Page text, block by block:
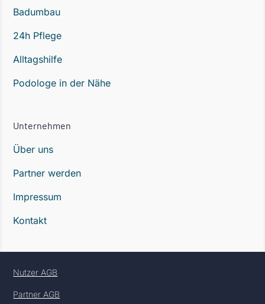
Badumbau
24h Pflege
Alltagshilfe
Podologe in der Nähe
Unternehmen
Über uns
Partner werden
Impressum
Kontakt
Nutzer AGB
Partner AGB